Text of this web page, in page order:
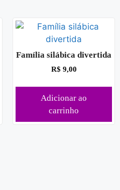
Família silábica divertida
R$ 9,00
Adicionar ao
carrinho